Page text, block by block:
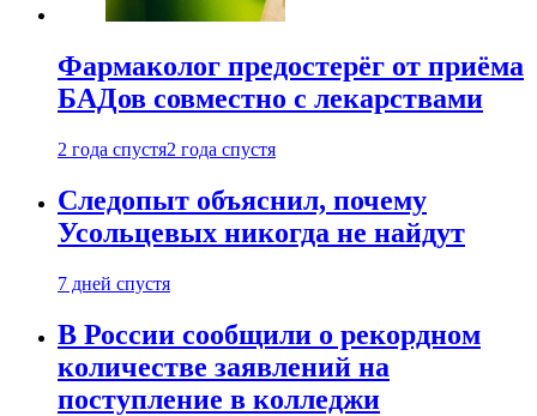
Фармаколог предостерёг от приёма
БАДов совместно с лекарствами
2 года спустя2 года спустя
Следопыт объяснил, почему
Усольцевых никогда не найдут
7 дней спустя
В России сообщили о рекордном
количестве заявлений на
поступление в колледжи